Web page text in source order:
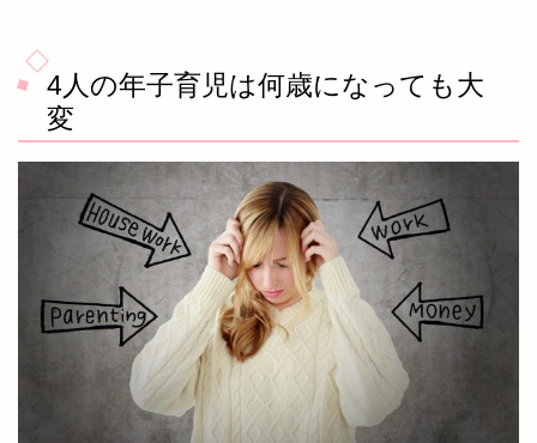
4人の年子育児は何歳になっても大
変